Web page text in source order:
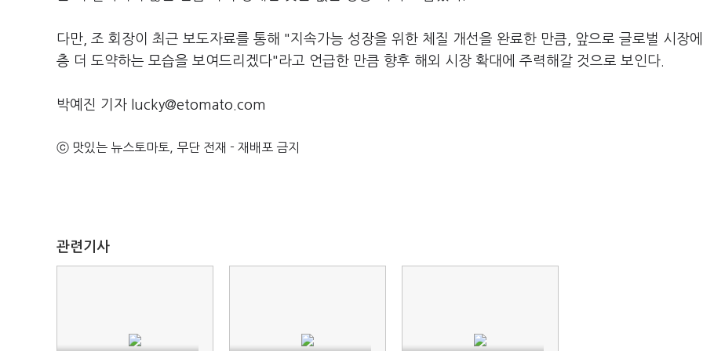
다만, 조 회장이 최근 보도자료를 통해 "지속가능 성장을 위한 체질 개선을 완료한 만큼, 앞으로 글로벌 시장
층 더 도약하는 모습을 보여드리겠다"라고 언급한 만큼 향후 해외 시장 확대에 주력해갈 것으로 보인다.
박예진 기자 lucky@etomato.com
ⓒ 맛있는 뉴스토마토, 무단 전재 - 재배포 금지
관련기사